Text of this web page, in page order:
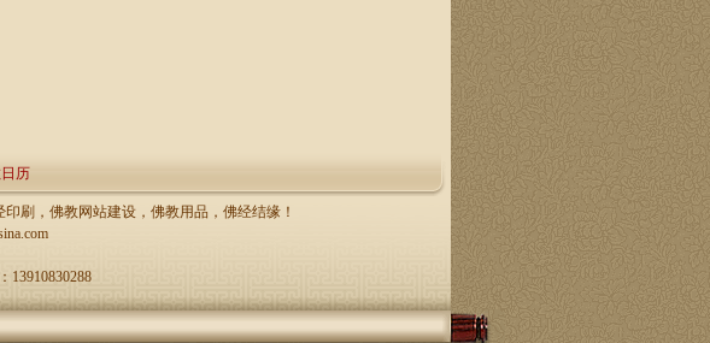
历
刷，佛教网站建设，佛教用品，佛经结缘！
13910830288